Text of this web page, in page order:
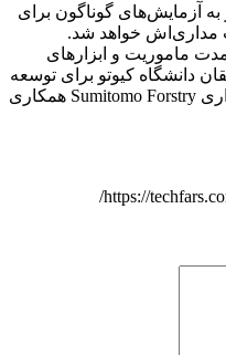
آزمایش‌های گوناگون برای
مداری‌اش خواهد شد.
مدت ماموریت و ابزارهای
دانشگاه کیوتو برای توسعه
این ماهواره چوبی با شرکت چوب‌برداری Sumitomo Forstry همکاری